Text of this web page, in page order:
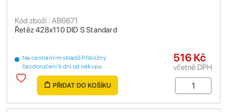
Řetěz 428x110 DID S Standard
Kód zboží : AB6671
Na centrálním skladě Přibližný
čas doručení 9 dní od nákupu
516 Kč
včetně DPH
PŘIDAT DO KOŠÍKU